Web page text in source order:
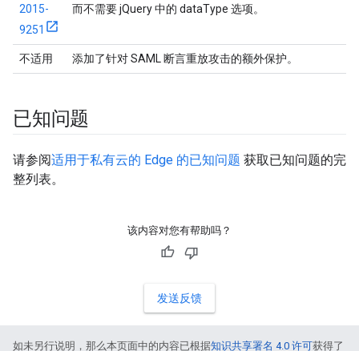
2015-
9251
而不需要 jQuery 中的 dataType 选项。
不适用 添加了针对 SAML 断言重放攻击的额外保护。
已知问题
请参阅适用于私有云的 Edge 的已知问题 获取已知问题的完
整列表。
该内容对您有帮助吗？
发送反馈
如未另行说明，那么本页面中的内容已根据知识共享署名 4.0 许可获得了